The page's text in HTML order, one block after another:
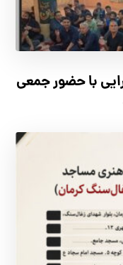
با حضور جمعی